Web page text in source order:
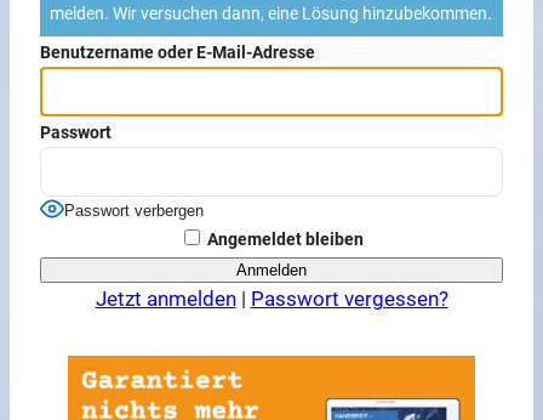
melden. Wir versuchen dann, eine Lösung hinzubekommen.
Benutzername oder E-Mail-Adresse
Passwort
Passwort verbergen
Angemeldet bleiben
Jetzt anmelden| Passwort vergessen?